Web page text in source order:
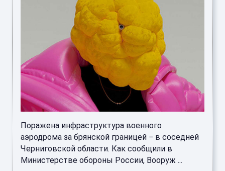
Поражена инфраструктура военного
аэродрома за брянской границей − в соседней
Черниговской области. Как сообщили в
Министерстве обороны России, Вооруж ...